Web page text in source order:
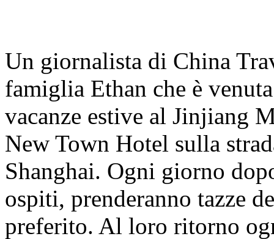
Un giornalista di China
famiglia Ethan che è
vacanze estive al Jinjiang
New Town Hotel sulla
Shanghai. Ogni giorno
ospiti, prenderanno tazze
preferito. Al loro ritorno